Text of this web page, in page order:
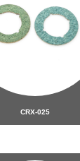
CRX-025